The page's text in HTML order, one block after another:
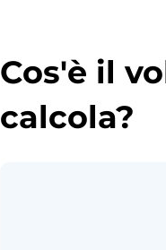
Cos'è il
calcola?